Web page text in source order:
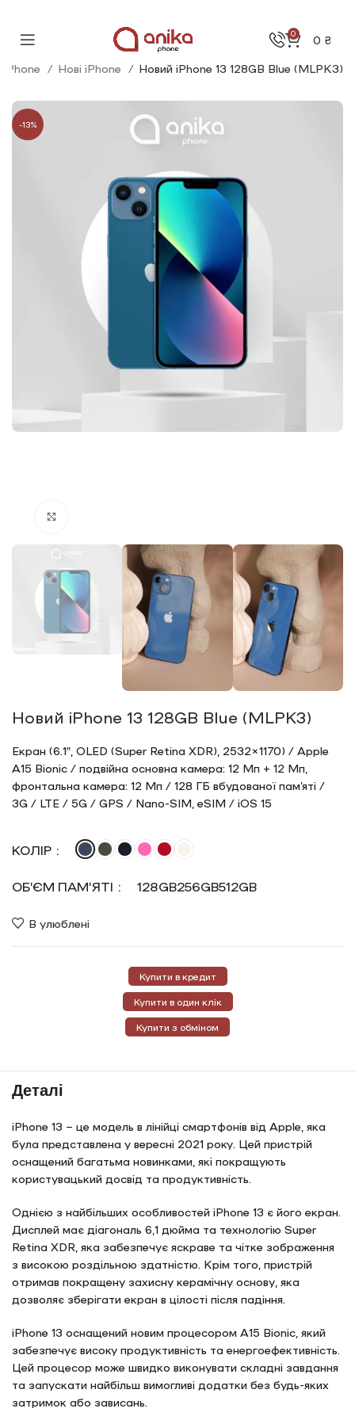
0 0 ₴
iPhone Нові iPhone Новий iPhone 13 128GB Blue (MLPK3)
-13%
Новий iPhone 13 128GB Blue (MLPK3)
Екран (6.1″, OLED (Super Retina XDR), 2532×1170) / Apple
A15 Bionic / подвійна основна камера: 12 Мп + 12 Мп,
фронтальна камера: 12 Мп / 128 ГБ вбудованої пам’яті /
3G / LTE / 5G / GPS / Nano-SIM, eSIM / iOS 15
КОЛІР
ОБ’ЄМ ПАМ’ЯТІ 128GB256GB512GB
В улюблені
Купити в кредит
Купити в один клік
Купити з обміном
Деталі
iPhone 13 – це модель в лінійці смартфонів від Apple, яка
була представлена у вересні 2021 року. Цей пристрій
оснащений багатьма новинками, які покращують
користувацький досвід та продуктивність.
Однією з найбільших особливостей iPhone 13 є його екран.
Дисплей має діагональ 6,1 дюйма та технологію Super
Retina XDR, яка забезпечує яскраве та чітке зображення
з високою роздільною здатністю. Крім того, пристрій
отримав покращену захисну керамічну основу, яка
дозволяє зберігати екран в цілості після падіння.
iPhone 13 оснащений новим процесором A15 Bionic, який
забезпечує високу продуктивність та енергоефективність.
Цей процесор може швидко виконувати складні завдання
та запускати найбільш вимогливі додатки без будь-яких
затримок або зависань.